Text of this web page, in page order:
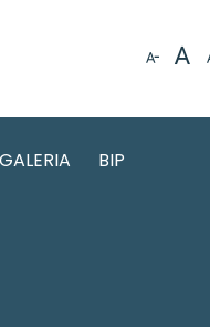
GALERIA BIP